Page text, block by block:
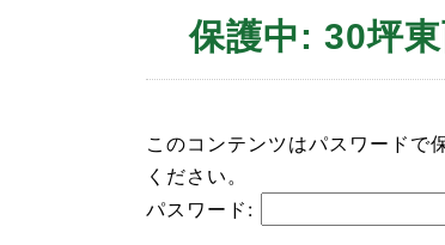
保護中: 30坪
このコンテンツはパスワードで
ください。
パスワード: